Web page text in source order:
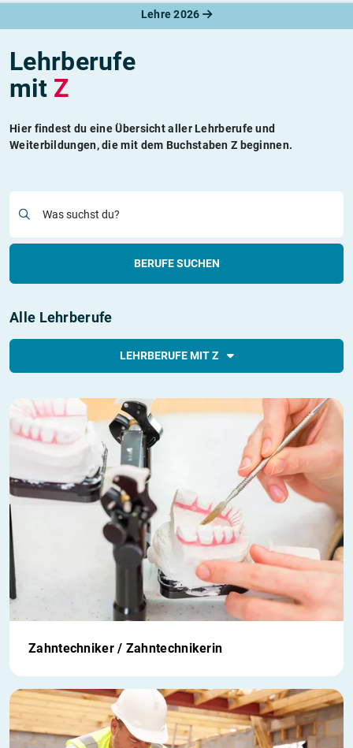
Lehre 2026
Lehrberufe
mit Z
Hier findest du eine Übersicht aller Lehrberufe und
Weiterbildungen, die mit dem Buchstaben Z beginnen.
Was suchst du?
BERUFE SUCHEN
Alle Lehrberufe
LEHRBERUFE MIT Z
Zahntechniker / Zahntechnikerin